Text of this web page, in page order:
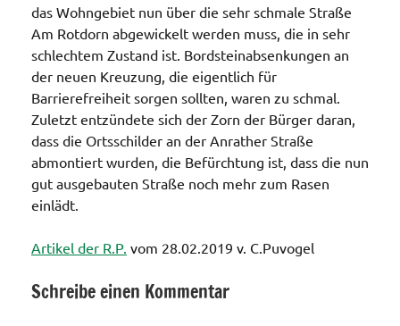
das Wohngebiet nun über die sehr schmale Straße
Am Rotdorn abgewickelt werden muss, die in sehr
schlechtem Zustand ist. Bordsteinabsenkungen an
der neuen Kreuzung, die eigentlich für
Barrierefreiheit sorgen sollten, waren zu schmal.
Zuletzt entzündete sich der Zorn der Bürger daran,
dass die Ortsschilder an der Anrather Straße
abmontiert wurden, die Befürchtung ist, dass die nun
gut ausgebauten Straße noch mehr zum Rasen
einlädt.
Artikel der R.P. vom 28.02.2019 v. C.Puvogel
Schreibe einen Kommentar